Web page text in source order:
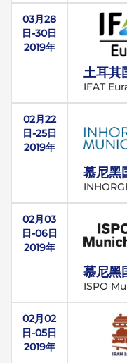
03月28
日-30日
2019年
土耳其
IFAT
02月22
日-25日
2019年
慕尼黑
02月03
日-06日
2019年
慕尼黑
ISPO
02月02
日-05日
2019年